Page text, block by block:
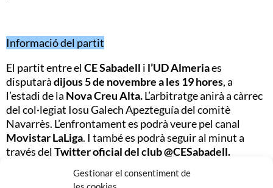
Gestionar el consentiment de
les cookies
Informació del partit
El partit entre elCE Sabadell i l’UD Almeriaes
disputaràdijous 5 de novembre a les 19 hores, a
l’estadi de la Nova Creu Alta.L’arbitratge anirà a càrrec
del col·legiat Iosu Galech Apezteguía del comitè
Navarrès. L’enfrontament es podrà veure pel canal
Movistar LaLiga. I també es podrà seguir al minut a
través delTwitter oficial del club@CESabadell.